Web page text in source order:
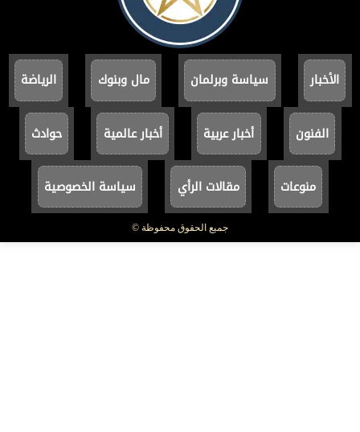
الأخبار سياسة وبرلمان مال وبنوك الرياضة
الفنون أخبار عربية أخبار عالمية حوادث
منوعات مقالات الرأي سياسة الخصوصية
جميع الحقوق محفوظة ©